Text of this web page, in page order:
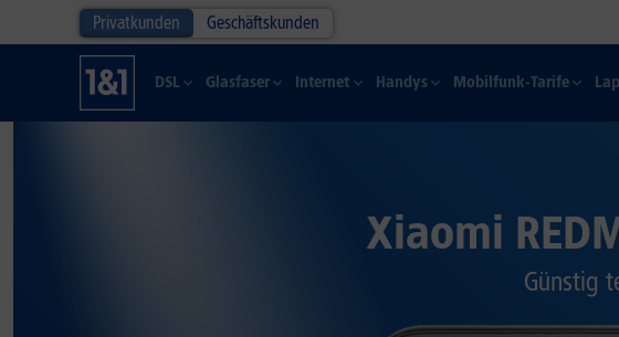
Privatkunden Geschäftskunden
DSL Glasfaser Internet Handys Mobilfunk-Tarife
Xiaomi
Günstig